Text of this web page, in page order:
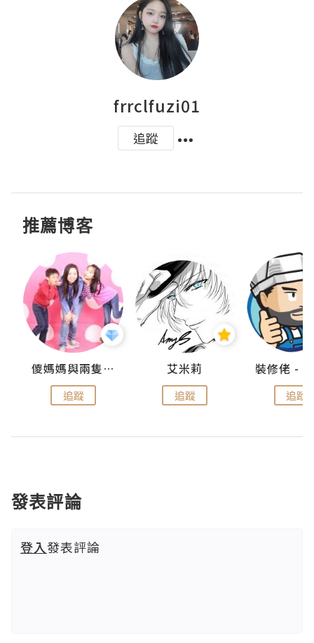
frrclfuzi01
追蹤
推薦博客
儍媽媽與兩隻小魔怪之家
追蹤
艾米莉
追蹤 追蹤
發表評論
登入發表評論